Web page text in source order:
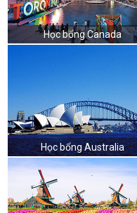
Học bổng Canada
Học bổng Australia